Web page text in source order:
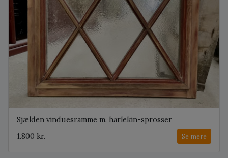
Sjælden vinduesramme m. harlekin-sprosser
1.800 kr.
Se mere